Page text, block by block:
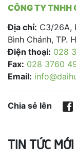
CÔNG TY TNHH
Địa chỉ: C3/26A,
Bình Chánh, TP.
Điện thoại: 028
Fax: 028 3760
Email:
Chia sẻ lên
TIN TỨC